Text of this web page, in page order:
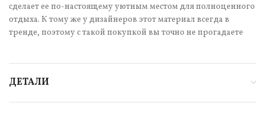
сделает ее по-настоящему уютным местом для полноценного
отдыха. К тому же у дизайнеров этот материал всегда в
тренде, поэтому с такой покупкой вы точно не прогадаете
ДЕТАЛИ